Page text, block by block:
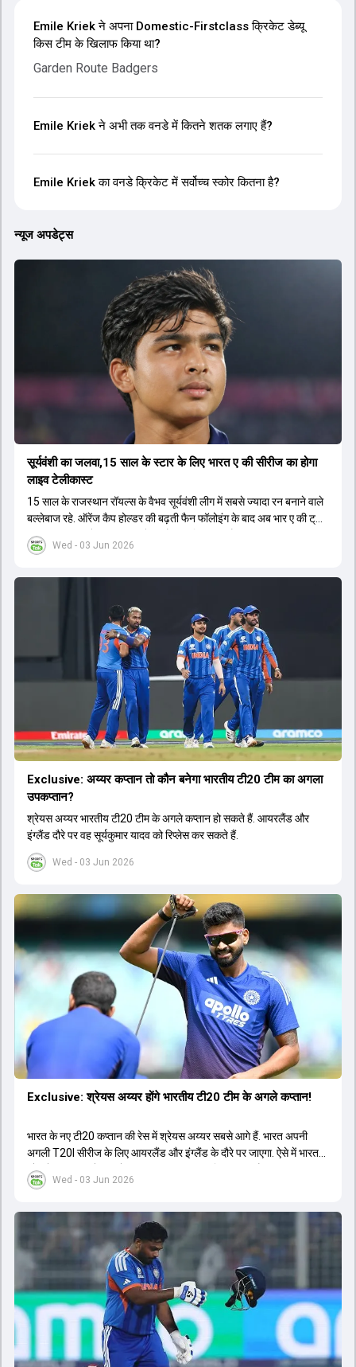
Emile Kriek ने अपना Domestic-Firstclass क्रिकेट डेब्यू
किस टीम के खिलाफ किया था?
Garden Route Badgers
Emile Kriek ने अभी तक वनडे में कितने शतक लगाए हैं?
Emile Kriek का वनडे क्रिकेट में सर्वोच्च स्कोर कितना है?
न्यूज अपडेट्स
Wed - 03 Jun 2026
सूर्यवंशी का जलवा,15 साल के स्टार के लिए भारत ए की सीरीज का होगा
लाइव टेलीकास्ट
15 साल के राजस्थान रॉयल्स के वैभव सूर्यवंशी लीग में सबसे ज्यादा रन बनाने वाले
बल्लेबाज रहे. ऑरेंज कैप होल्डर की बढ़ती फैन फॉलोइंग के बाद अब भार ए की ट्राई
सीरीज का लाइव टेलीकास्ट करने का फैसला लिया गया है.
Wed - 03 Jun 2026
Exclusive: अय्यर कप्तान तो कौन बनेगा भारतीय टी20 टीम का अगला
उपकप्तान?
श्रेयस अय्यर भारतीय टी20 टीम के अगले कप्तान हो सकते हैं. आयरलैंड और
इंग्लैंड दौरे पर वह सूर्यकुमार यादव को रिप्लेस कर सकते हैं.
Wed - 03 Jun 2026
Exclusive: श्रेयस अय्यर होंगे भारतीय टी20 टीम के अगले कप्तान!
भारत के नए टी20 कप्तान की रेस में श्रेयस अय्यर सबसे आगे हैं. भारत अपनी
अगली T20I सीरीज के लिए आयरलैंड और इंग्लैंड के दौरे पर जाएगा. ऐसे में भारत
को श्रेयस अय्यर के रूप में एक नया T20I कप्तान मिल सकता है.